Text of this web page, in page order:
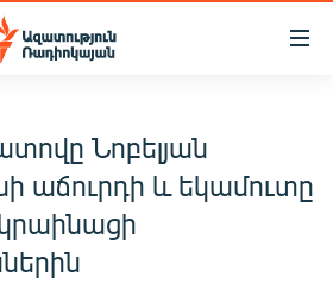
Նոբելյան
աճուրդի և եկամուտը